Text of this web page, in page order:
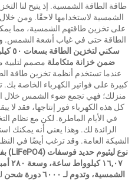
طاقة الطاقة الشمسية. إذ يتيح لنا
على تخزين طاقتهم الشمسية، مما
الطاقة حتى في غياب أشعة الشمس.
ضمن خزانة متكاملة مصمم لتلبية
عندما تستخدم أنظمة تخزين طاقة
كبيرة على فواتير الكهرباء الخاصة
منزلك؛ فهي تجمع ضوء الشمس خلال
كل هذه الكهرباء فور إنتاجها، فقد لا
في الأيام الماطرة. لكن مع نظام
الزائدة لك. وهذا يعني أنه يمكنك
الشبكة العامة. وقد ترغب أيضًا في
الشمسية، وتدوم لـ ٦٠٠٠ دورة شحن